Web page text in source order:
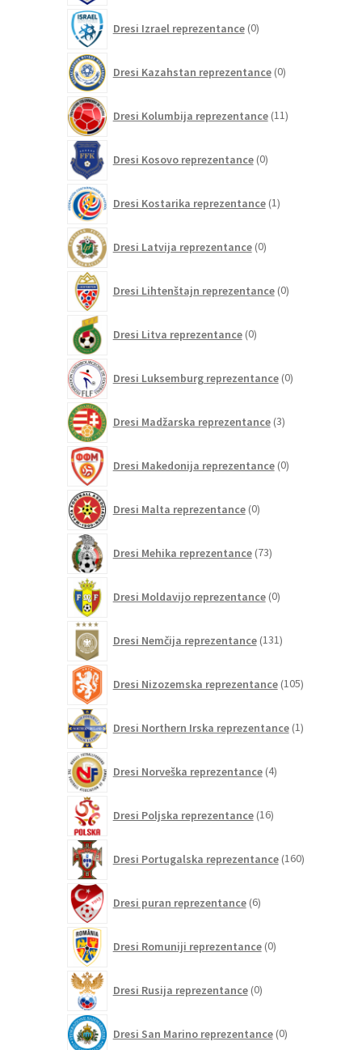
Dresi Izrael reprezentance 0izdelkov
Dresi Kazahstan reprezentance 0izdelkov
Dresi Kolumbija reprezentance 11izdelkov
Dresi Kosovo reprezentance 0izdelkov
Dresi Kostarika reprezentance 1izdelek
Dresi Latvija reprezentance 0izdelkov
Dresi Lihtenštajn reprezentance 0izdelkov
Dresi Litva reprezentance 0izdelkov
Dresi Luksemburg reprezentance 0izdelkov
Dresi Madžarska reprezentance 3izdelki
Dresi Makedonija reprezentance 0izdelkov
Dresi Malta reprezentance 0izdelkov
Dresi Mehika reprezentance 73izdelkov
Dresi Moldavijo reprezentance 0izdelkov
Dresi Nemčija reprezentance 131izdelkov
Dresi Nizozemska reprezentance 105izdelkov
Dresi Northern Irska reprezentance 1izdelek
Dresi Norveška reprezentance 4izdelki
Dresi Poljska reprezentance 16izdelkov
Dresi Portugalska reprezentance 160izdelkov
Dresi puran reprezentance 6izdelkov
Dresi Romuniji reprezentance 0izdelkov
Dresi Rusija reprezentance 0izdelkov
Dresi San Marino reprezentance 0izdelkov